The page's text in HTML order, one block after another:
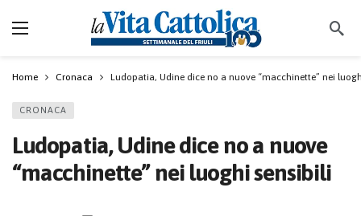
Home Cronaca Ludopatia, Udine dice no a nuove “macchinette” nei
CRONACA
Ludopatia, Udine dice no a nuove
“macchinette” nei luoghi sensibili